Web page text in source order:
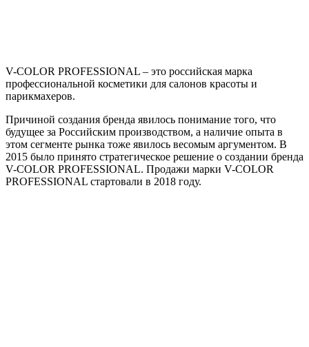
V-COLOR PROFESSIONAL – это российская марка
профессиональной косметики для салонов красоты и
парикмахеров.
Причиной создания бренда явилось понимание того, что
будущее за Российским производством, а наличие опыта в
этом сегменте рынка тоже явилось весомым аргументом. В
2015 было принято стратегическое решение о создании бренда
V-COLOR PROFESSIONAL. Продажи марки V-COLOR
PROFESSIONAL стартовали в 2018 году.